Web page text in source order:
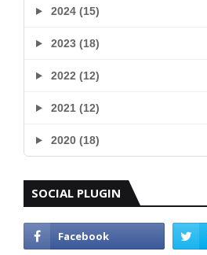
2024 (15)
2023 (18)
2022 (12)
2021 (12)
2020 (18)
SOCIAL PLUGIN